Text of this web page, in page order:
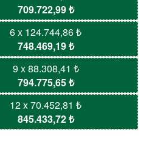
709.722,99 ₺
6 x 124.744,86 ₺
748.469,19 ₺
9 x 88.308,41 ₺
794.775,65 ₺
12 x 70.452,81 ₺
845.433,72 ₺